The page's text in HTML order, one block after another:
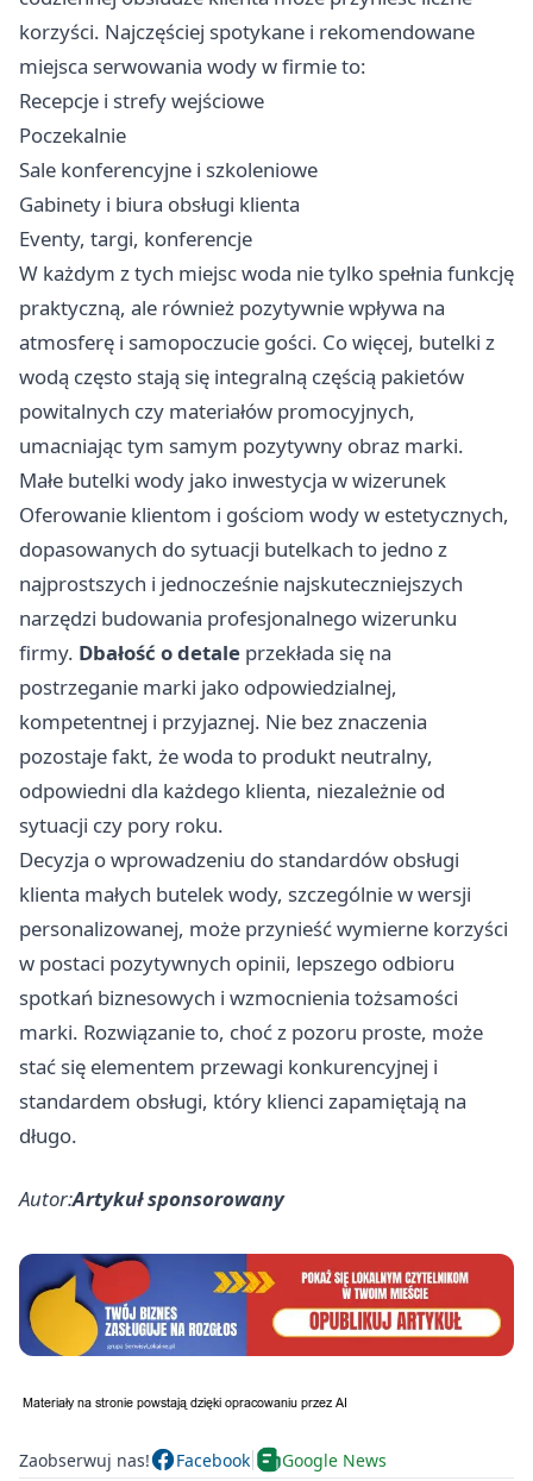
korzyści. Najczęściej spotykane i rekomendowane
miejsca serwowania wody w firmie to:
Recepcje i strefy wejściowe
Poczekalnie
Sale konferencyjne i szkoleniowe
Gabinety i biura obsługi klienta
Eventy, targi, konferencje
W każdym z tych miejsc woda nie tylko spełnia funkcję
praktyczną, ale również pozytywnie wpływa na
atmosferę i samopoczucie gości. Co więcej, butelki z
wodą często stają się integralną częścią pakietów
powitalnych czy materiałów promocyjnych,
umacniając tym samym pozytywny obraz marki.
Małe butelki wody jako inwestycja w wizerunek
Oferowanie klientom i gościom wody w estetycznych,
dopasowanych do sytuacji butelkach to jedno z
najprostszych i jednocześnie najskuteczniejszych
narzędzi budowania profesjonalnego wizerunku
firmy. Dbałość o detale przekłada się na
postrzeganie marki jako odpowiedzialnej,
kompetentnej i przyjaznej. Nie bez znaczenia
pozostaje fakt, że woda to produkt neutralny,
odpowiedni dla każdego klienta, niezależnie od
sytuacji czy pory roku.
Decyzja o wprowadzeniu do standardów obsługi
klienta małych butelek wody, szczególnie w wersji
personalizowanej, może przynieść wymierne korzyści
w postaci pozytywnych opinii, lepszego odbioru
spotkań biznesowych i wzmocnienia tożsamości
marki. Rozwiązanie to, choć z pozoru proste, może
stać się elementem przewagi konkurencyjnej i
standardem obsługi, który klienci zapamiętają na
długo.
Autor:Artykuł sponsorowany
Zaobserwuj nas! Facebook Google News